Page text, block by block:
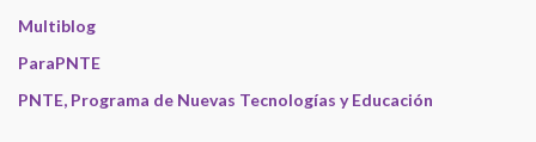
Multiblog
ParaPNTE
PNTE, Programa de Nuevas Tecnologías y Educación